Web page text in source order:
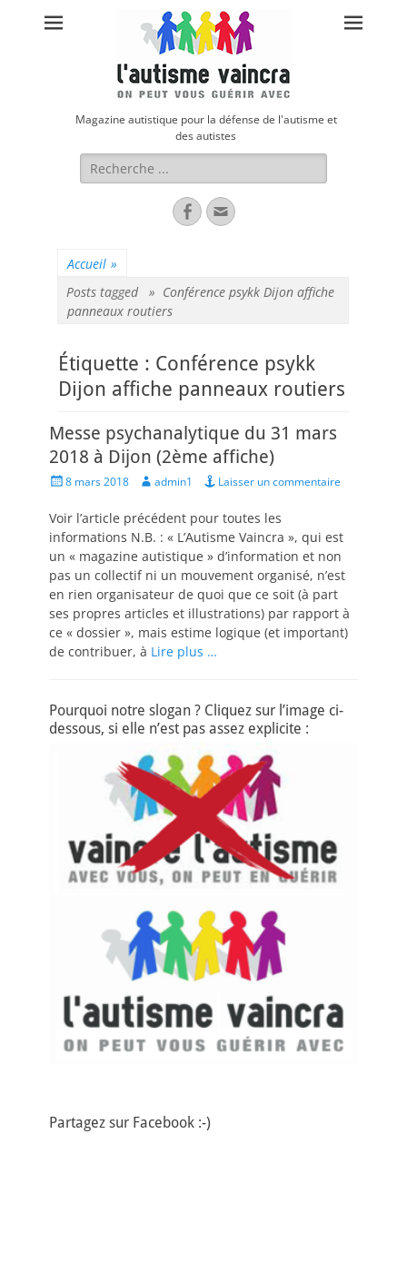
Magazine autistique pour la défense de l'autisme et
des autistes
Rechercher :
FacebookAdresse
de
Accueil »
Posts tagged » Conférence psykk Dijon affiche
panneaux routiers
Étiquette : Conférence psykk
Dijon affiche panneaux routiers
Messe psychanalytique du 31 mars
2018 à Dijon (2ème affiche)
Posted8 mars 2018 Author
admin1 Laisser un commentaire
Voir l’article précédent pour toutes les
informations N.B. : « L’Autisme Vaincra », qui est
un « magazine autistique » d’information et non
pas un collectif ni un mouvement organisé, n’est
en rien organisateur de quoi que ce soit (à part
ses propres articles et illustrations) par rapport à
ce « dossier », mais estime logique (et important)
de contribuer, à Lire plus …
Pourquoi notre slogan ? Cliquez sur l’image ci-
dessous, si elle n’est pas assez explicite :
Partagez sur Facebook :-)